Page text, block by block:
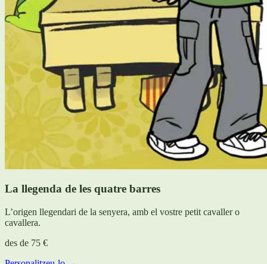
La llegenda de les quatre barres
L’origen llegendari de la senyera, amb el vostre petit cavaller o
cavallera.
des de 75 €